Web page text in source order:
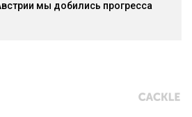
мы добились прогресса